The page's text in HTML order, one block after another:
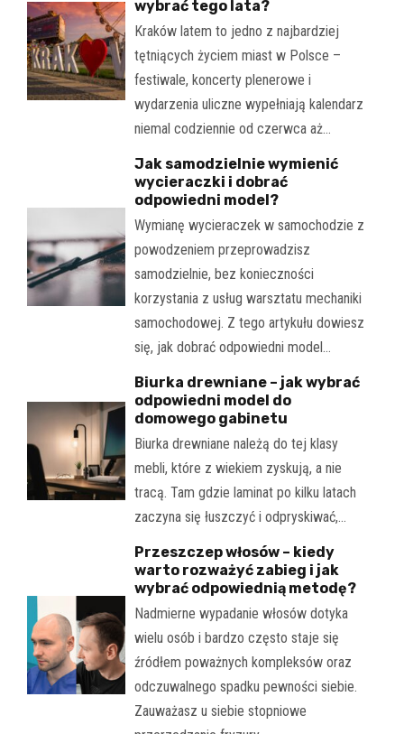
wybrać tego lata?
Kraków latem to jedno z najbardziej
tętniących życiem miast w Polsce –
festiwale, koncerty plenerowe i
wydarzenia uliczne wypełniają kalendarz
niemal codziennie od czerwca aż…
Jak samodzielnie wymienić
wycieraczki i dobrać
odpowiedni model?
Wymianę wycieraczek w samochodzie z
powodzeniem przeprowadzisz
samodzielnie, bez konieczności
korzystania z usług warsztatu mechaniki
samochodowej. Z tego artykułu dowiesz
się, jak dobrać odpowiedni model…
Biurka drewniane – jak wybrać
odpowiedni model do
domowego gabinetu
Biurka drewniane należą do tej klasy
mebli, które z wiekiem zyskują, a nie
tracą. Tam gdzie laminat po kilku latach
zaczyna się łuszczyć i odpryskiwać,…
Przeszczep włosów – kiedy
warto rozważyć zabieg i jak
wybrać odpowiednią metodę?
Nadmierne wypadanie włosów dotyka
wielu osób i bardzo często staje się
źródłem poważnych kompleksów oraz
odczuwalnego spadku pewności siebie.
Zauważasz u siebie stopniowe